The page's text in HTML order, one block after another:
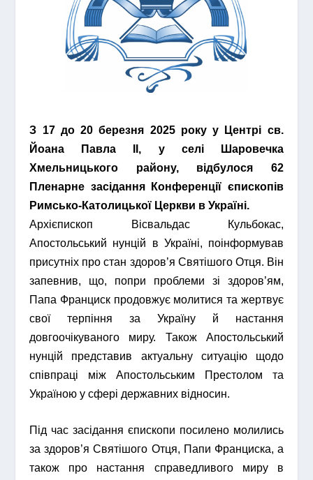
З 17 до 20 березня 2025 року у Центрі св.
Йоана Павла ІІ, у селі Шаровечка
Хмельницького району, відбулося 62
Пленарне засідання Конференції єпископів
Римсько-Католицької Церкви в Україні.
Архієпископ Вісвальдас Кульбокас,
Апостольський нунцій в Україні, поінформував
присутніх про стан здоров’я Святішого Отця. Він
запевнив, що, попри проблеми зі здоров’ям,
Папа Франциск продовжує молитися та жертвує
свої терпіння за Україну й настання
довгоочікуваного миру. Також Апостольський
нунцій представив актуальну ситуацію щодо
співпраці між Апостольським Престолом та
Україною у сфері державних відносин.
Під час засідання єпископи посилено молились
за здоров’я Святішого Отця, Папи Франциска, а
також про настання справедливого миру в